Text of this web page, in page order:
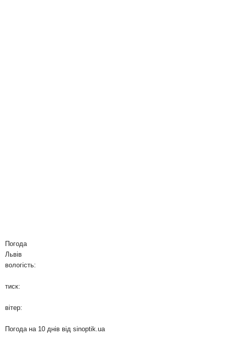
Погода
Львів
вологість:
тиск:
вітер:
Погода на 10 днів від sinoptik.ua